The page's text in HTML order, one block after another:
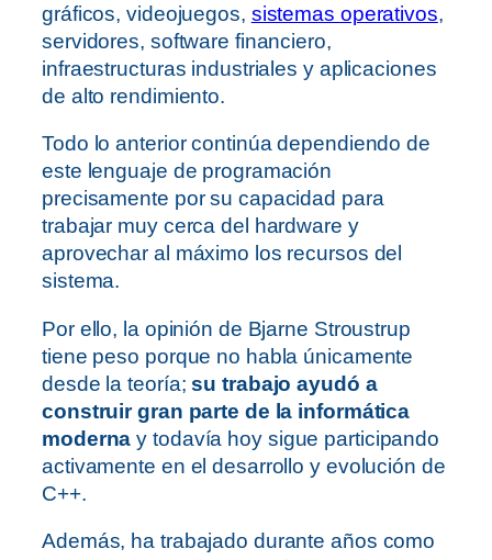
gráficos, videojuegos, sistemas operativos,
servidores, software financiero,
infraestructuras industriales y aplicaciones
de alto rendimiento.
Todo lo anterior continúa dependiendo de
este lenguaje de programación
precisamente por su capacidad para
trabajar muy cerca del hardware y
aprovechar al máximo los recursos del
sistema.
Por ello, la opinión de Bjarne Stroustrup
tiene peso porque no habla únicamente
desde la teoría; su trabajo ayudó a
construir gran parte de la informática
moderna y todavía hoy sigue participando
activamente en el desarrollo y evolución de
C++.
Además, ha trabajado durante años como